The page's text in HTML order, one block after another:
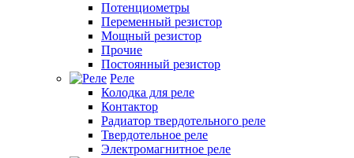
Потенциометры
Переменный резистор
Мощный резистор
Прочие
Постоянный резистор
Реле
Колодка для реле
Контактор
Радиатор твердотельного реле
Твердотельное реле
Электромагнитное реле